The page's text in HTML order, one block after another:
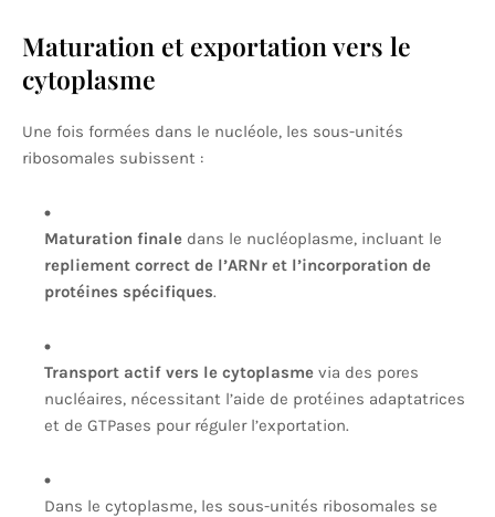
Maturation et exportation vers le
cytoplasme
Une fois formées dans le nucléole, les sous-unités
ribosomales subissent :
Maturation finale dans le nucléoplasme, incluant le
repliement correct de l’ARNr et l’incorporation de
protéines spécifiques.
Transport actif vers le cytoplasme via des pores
nucléaires, nécessitant l’aide de protéines adaptatrices
et de GTPases pour réguler l’exportation.
Dans le cytoplasme, les sous-unités ribosomales se